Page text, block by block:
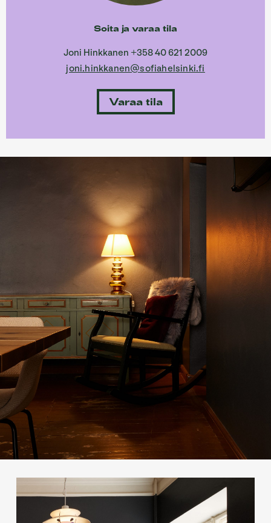
Soita ja varaa tila
Joni Hinkkanen +358 40 621 2009
joni.hinkkanen@sofiahelsinki.fi
Varaa tila